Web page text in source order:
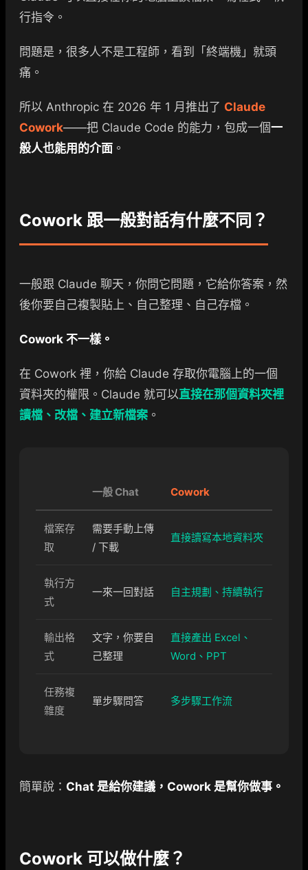
行指令。
問題是，很多人不是工程師，看到「終端機」就頭
痛。
所以 Anthropic 在 2026 年 1 月推出了 Claude
Cowork——把 Claude Code 的能力，包成一個一
般人也能用的介面 。
Cowork 跟一般對話有什麼不同？
一般跟 Claude 聊天，你問它問題，它給你答案，然
後你要自己複製貼上、自己整理、自己存檔。
Cowork 不一樣。
在 Cowork 裡，你給 Claude 存取你電腦上的一個
資料夾的權限。Claude 就可以直接在那個資料夾裡
讀檔、改檔、建立新檔案 。
一般 Chat Cowork
檔案存
取
需要手動上傳
/ 下載
直接讀寫本地資料夾
執行方
式
一來一回對話 自主規劃、持續執行
輸出格
式
文字，你要自
己整理
直接產出 Excel、
Word、PPT
任務複
雜度
單步驟問答 多步驟工作流
簡單說： Chat 是給你建議，Cowork 是幫你做事。
Cowork 可以做什麼？